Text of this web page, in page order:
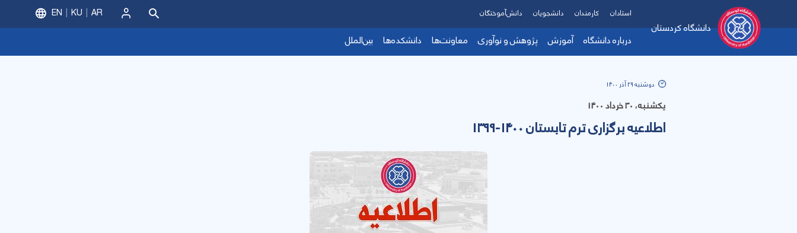
دانشگاه کردستان
درباره دانشگاه آموزش پژوهش و نوآوری معاونت‌ها دانشکده‌ها بین‌الملل
استادان کارمندان دانشجویان دانش‌آموختگان
ورود
EN KU AR
دوشنبه 29 آذر 1400
یکشنبه، 30 خرداد 1400
اطلاعیه برگزاری ترم تابستان 1400-1399